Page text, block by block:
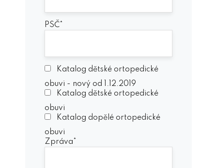
PSČ*
Katalog dětské ortopedické
obuvi - nový od 1.12.2019
Katalog dětské ortopedické
obuvi
Katalog dopělé ortopedické
obuvi
Zpráva*